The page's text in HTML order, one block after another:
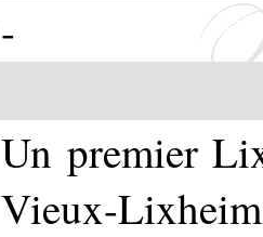
-
Un premier
Vieux-